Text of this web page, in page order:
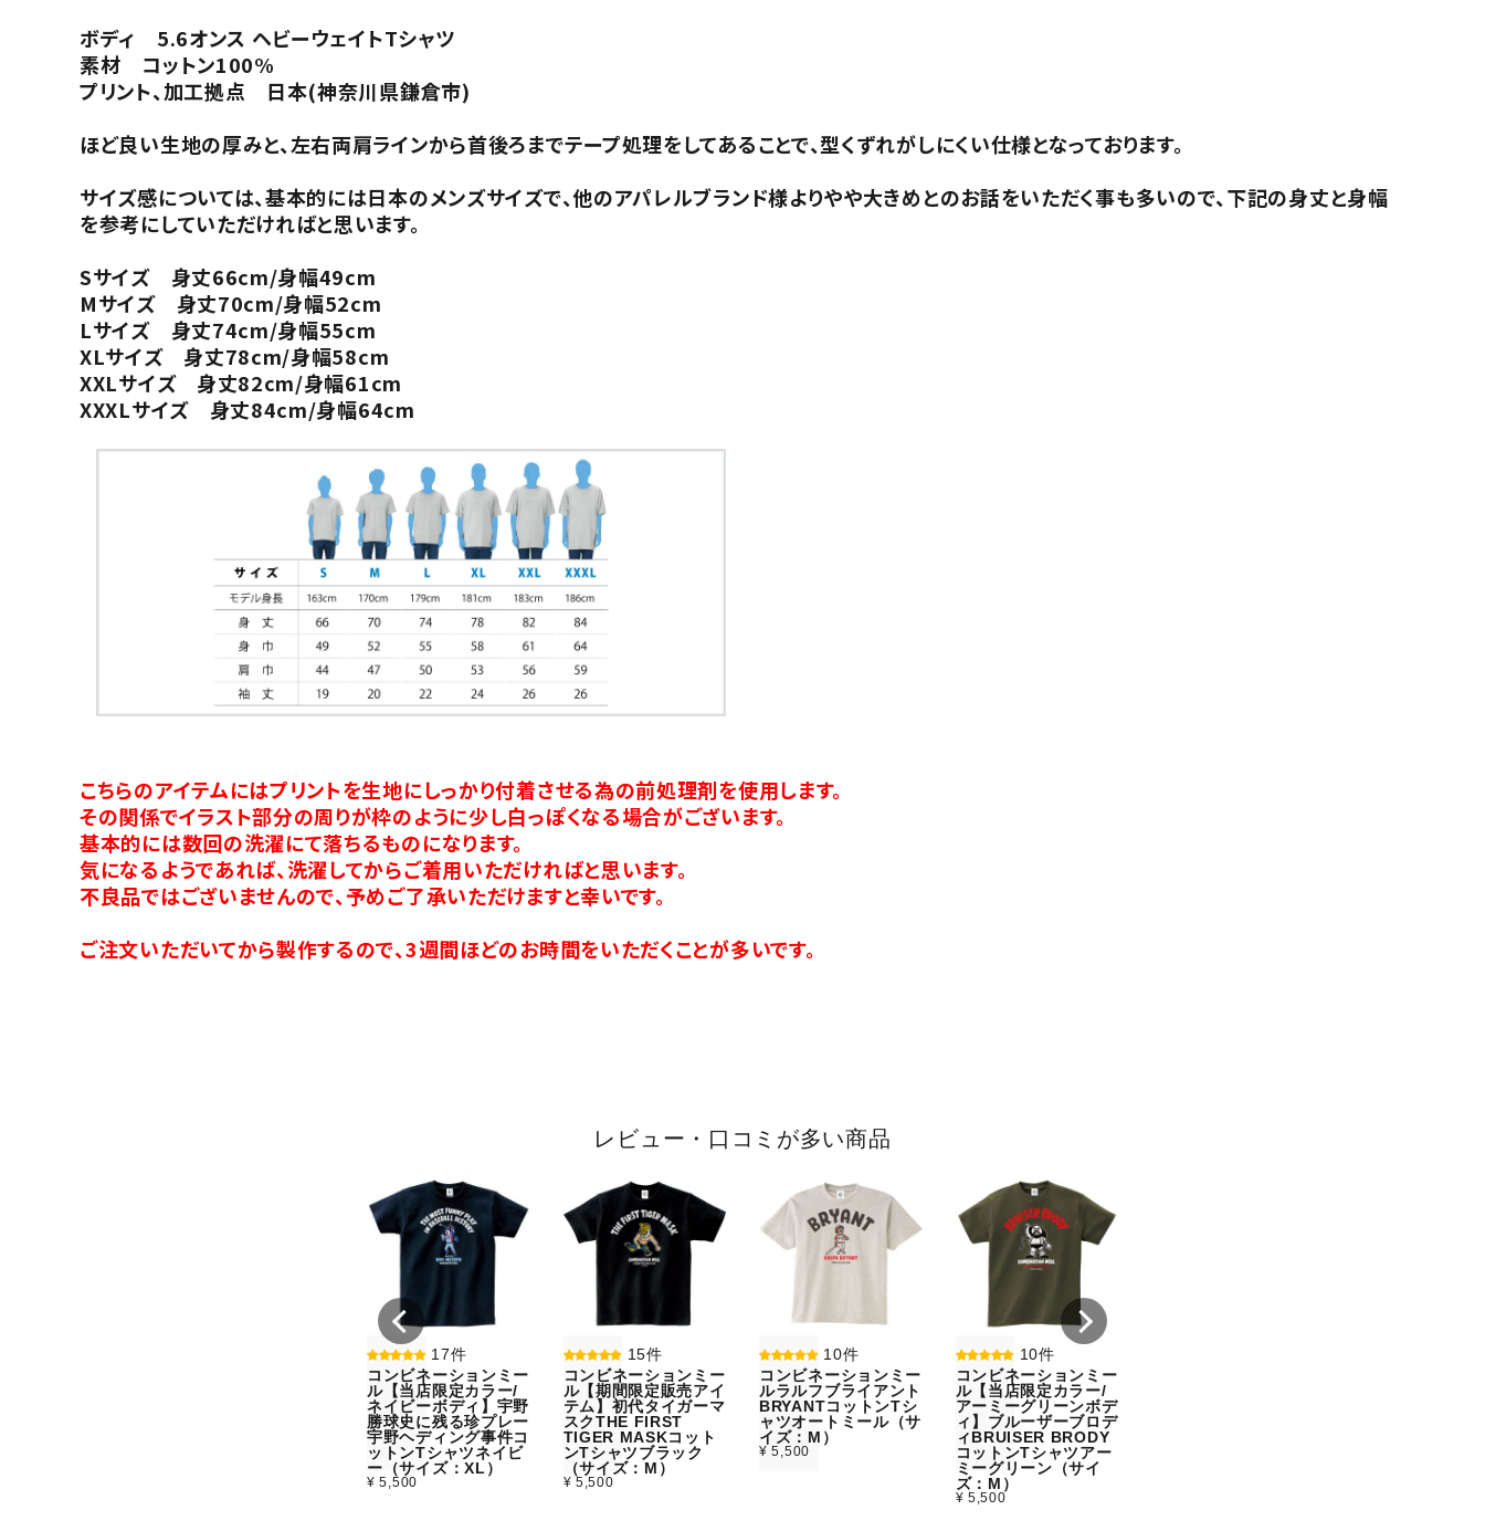
ボディ 5.6オンス ヘビーウェイトTシャツ
素材 コットン100%
プリント、加工拠点 日本(神奈川県鎌倉市)
ほど良い生地の厚みと、左右両肩ラインから首後ろまでテープ処理をしてあることで、型くずれがしにくい仕様となっております。
サイズ感については、基本的には日本のメンズサイズで、他のアパレルブランド様よりやや大きめとのお話をいただく事も多いので、下記の身丈と身幅
を参考にしていただければと思います。
Sサイズ 身丈66cm/身幅49cm
Mサイズ 身丈70cm/身幅52cm
Lサイズ 身丈74cm/身幅55cm
XLサイズ 身丈78cm/身幅58cm
XXLサイズ 身丈82cm/身幅61cm
XXXLサイズ 身丈84cm/身幅64cm
こちらのアイテムにはプリントを生地にしっかり付着させる為の前処理剤を使用します。
その関係でイラスト部分の周りが枠のように少し白っぽくなる場合がございます。
基本的には数回の洗濯にて落ちるものになります。
気になるようであれば、洗濯してからご着用いただければと思います。
不良品ではございませんので、予めご了承いただけますと幸いです。
ご注文いただいてから製作するので、3週間ほどのお時間をいただくことが多いです。
レビュー・口コミが多い商品
17件
コンビネーションミー
ル【当店限定カラー/
ネイビーボディ】宇野
勝球史に残る珍プレー
宇野ヘディング事件コ
ットンTシャツネイビ
ー（サイズ：XL）
¥ 5,500
15件
コンビネーションミー
ル【期間限定販売アイ
テム】初代タイガーマ
スクTHE FIRST
TIGER MASKコット
ンTシャツブラック
（サイズ：M）
¥ 5,500
10件
コンビネーションミー
ルラルフブライアント
BRYANTコットンTシ
ャツオートミール（サ
イズ：M）
¥ 5,500
10件
コンビネーションミー
ル【当店限定カラー/
アーミーグリーンボデ
ィ】ブルーザーブロデ
ィBRUISER BRODY
コットンTシャツアー
ミーグリーン（サイ
ズ：M）
¥ 5,500